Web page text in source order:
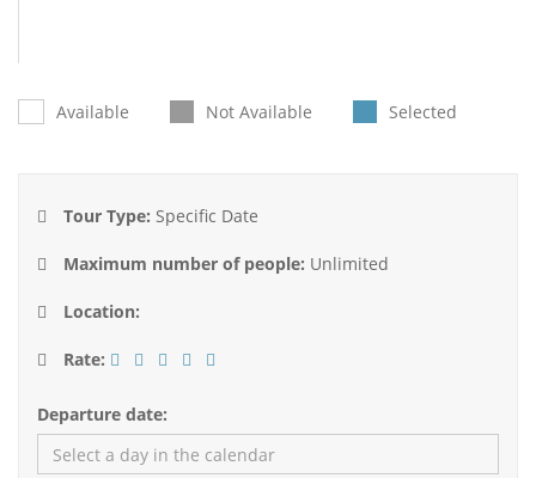
Available Not Available Selected
Tour Type: Specific Date
Maximum number of people: Unlimited
Location:
Rate:
Departure date: